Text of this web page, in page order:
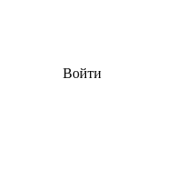
Войти